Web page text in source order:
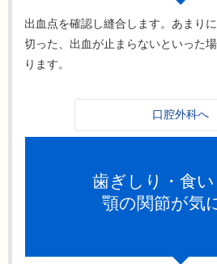
出血点を確認し縫合します。あまり
切った、出血が止まらないといった
ります。
口腔外科へ
歯ぎしり・食い
顎の関節が気